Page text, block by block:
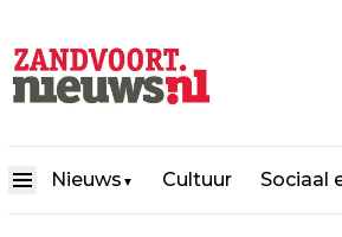
Nieuws ▼ Cultuur Sociaal